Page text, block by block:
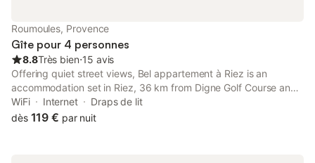
Roumoules, Provence
Gîte pour 4 personnes
8.8Très bien⋅15 avis
Offering quiet street views, Bel appartement à Riez is an
accommodation set in Riez, 36 km from Digne Golf Course and
45 km from Golf du Luberon.
WiFi Internet
Draps de lit
dès 119 € par nuit